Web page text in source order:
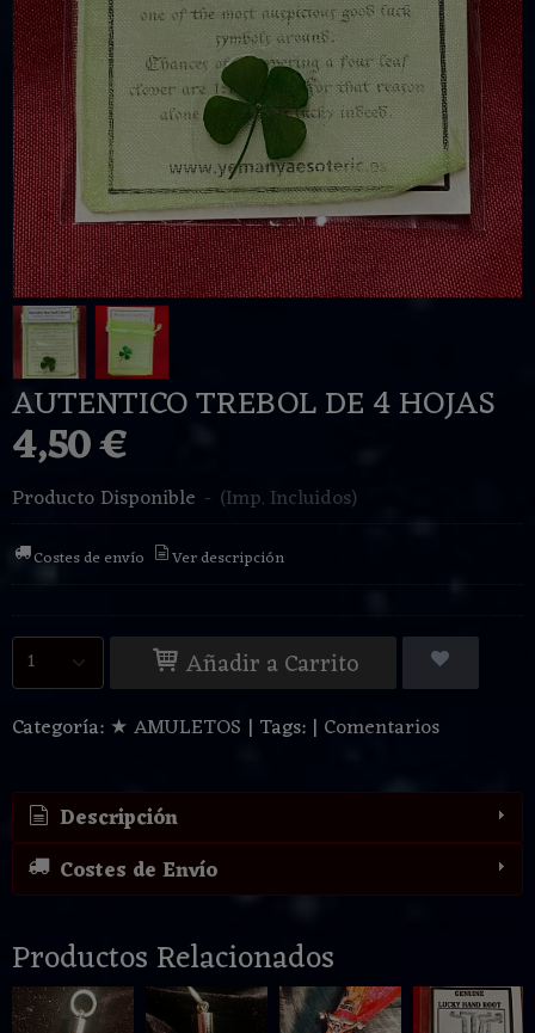
AUTENTICO TREBOL DE 4 HOJAS
4,50 €
Producto Disponible - (Imp. Incluidos)
Costes de envío Ver descripción
Añadir a Carrito
Categoría: ★ AMULETOS | Tags: | Comentarios
Descripción
Costes de Envío
Productos Relacionados